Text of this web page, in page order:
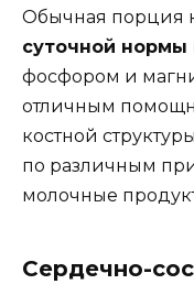
Обычная порция
суточной нормы
фосфором и
отличным
костной
по различным
молочные
Сердечно-